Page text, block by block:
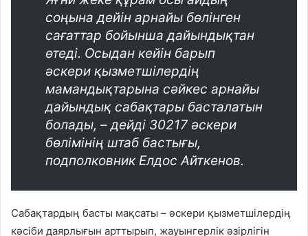
соңына дейін арнайы бөлінген
сағаттар бойынша дайындықтан
өтеді. Осыдан кейін барып
әскери қызметшілердің
мамандықтарына сәйкес арнайы
дайындық сабақтары басталатын
болады, – дейді 30217 әскери
бөлімінің штаб бастығы,
подполковник Елдос Айткенов.
Сабақтардың басты мақсаты – әскери қызметшілердің
кәсіби даярлығын арттырып, жауынгерлік әзірлігін